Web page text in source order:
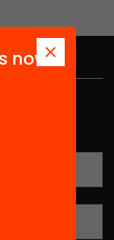
already
for
now